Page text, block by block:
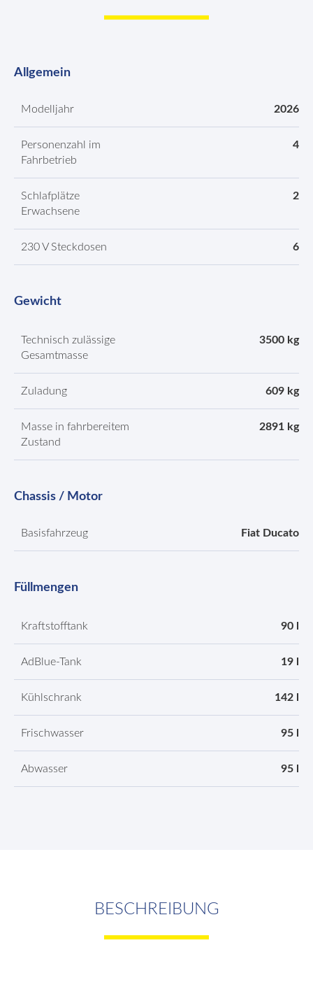
Allgemein
Modelljahr 2026
Personenzahl im
Fahrbetrieb
4
Schlafplätze
Erwachsene
2
230 V Steckdosen 6
Gewicht
Technisch zulässige
Gesamtmasse
3500 kg
Zuladung 609 kg
Masse in fahrbereitem
Zustand
2891 kg
Chassis / Motor
Basisfahrzeug Fiat Ducato
Füllmengen
Kraftstofftank 90 l
AdBlue-Tank 19 l
Kühlschrank 142 l
Frischwasser 95 l
Abwasser 95 l
BESCHREIBUNG